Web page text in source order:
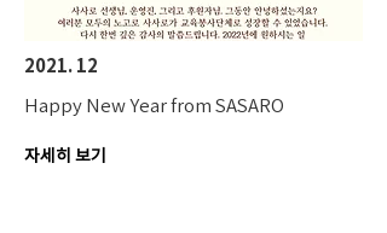
2021. 12
Happy New Year from SASARO
자세히 보기